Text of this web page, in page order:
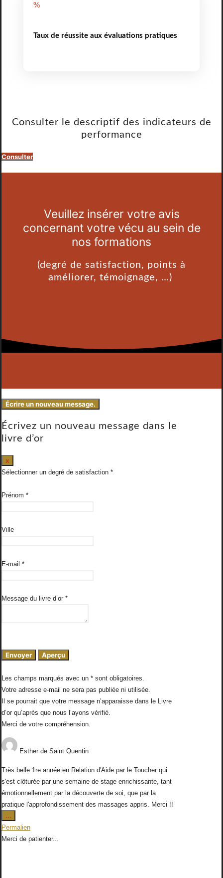
%
Taux de réussite aux évaluations pratiques
Consulter le descriptif des indicateurs de
performance
Consulter
Veuillez insérer votre avis
concernant votre vécu au sein de
nos formations
(degré de satisfaction, points à
améliorer, témoignage, …)
Écrivez un nouveau message dans le
livre d’or
x
ce
formulaire.
Sélectionner un degré de satisfaction
Prénom *
Ville
E-mail *
Message du livre d’or *
Les champs marqués avec un * sont obligatoires.
Votre adresse e-mail ne sera pas publiée ni utilisée.
Il se pourrait que votre message n’apparaisse dans le Livre
d’or qu’après que nous l’ayons vérifié.
Merci de votre compréhension.
Esther de Saint Quentin
Très belle 1re année en Relation d'Aide par le Toucher qui
s'est clôturée par une semaine de stage enrichissante, tant
émotionnellement par la découverte de soi, que par la
pratique l'approfondissement des massages appris. Merci !!
...
cette
boîte
méta.
Permalien
Merci de patienter...